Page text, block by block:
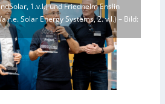
1.v.l.) und Friedhelm Enslin
r.e. Solar Energy Systems, 2. v.l.) – Bild: